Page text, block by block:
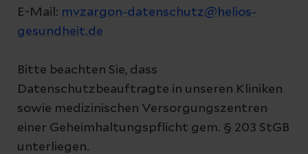
E-Mail: mvzargon-datenschutz@helios-
gesundheit.de
Bitte beachten Sie, dass
Datenschutzbeauftragte in unseren Kliniken
sowie medizinischen Versorgungszentren
einer Geheimhaltungspflicht gem. § 203 StGB
unterliegen.